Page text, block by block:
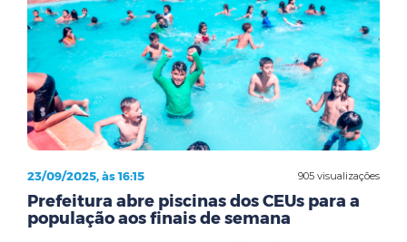
905 visualizações
23/09/2025, às 16:15
Prefeitura abre piscinas dos CEUs para a
população aos finais de semana